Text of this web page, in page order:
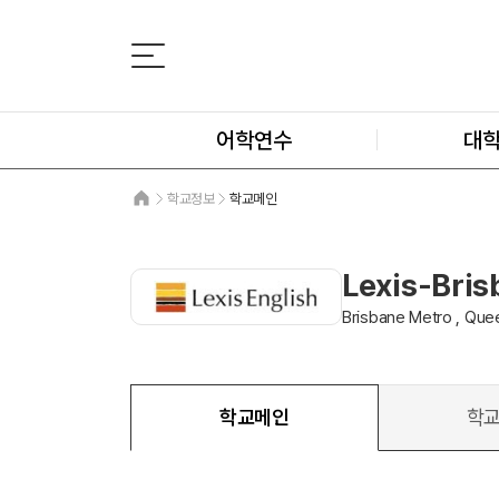
어학연수 대
학교정보 학교메인
Lexis-
Brisbane Metro ,
학교메인 학